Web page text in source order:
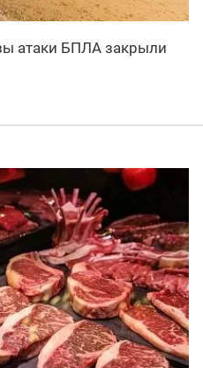
атаки БПЛА закрыли